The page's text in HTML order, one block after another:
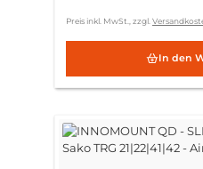
Preis inkl. MwSt., zzgl.
In den